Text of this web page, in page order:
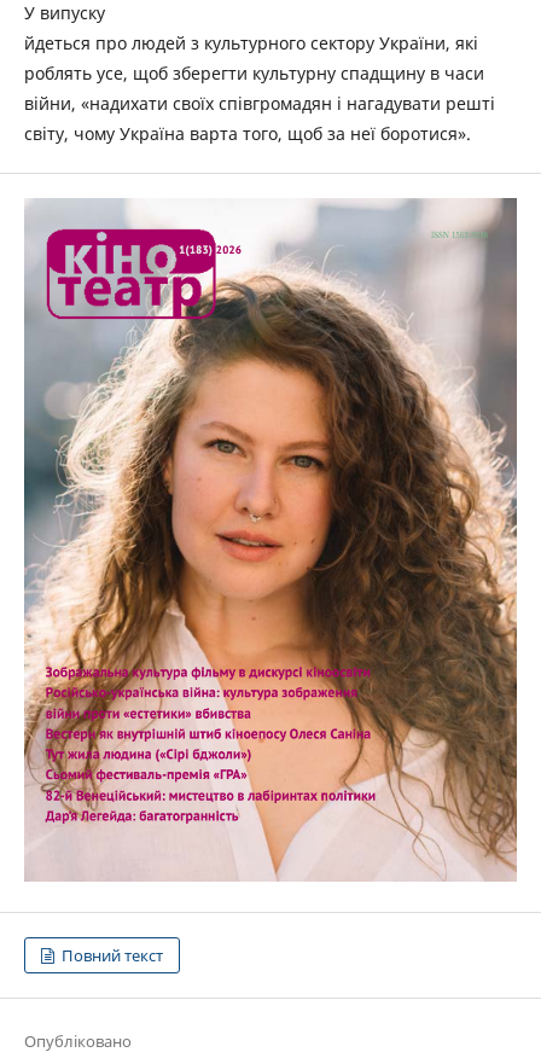
У випуску
йдеться про людей з культурного сектору України, які
роблять усе, щоб зберегти культурну спадщину в часи
війни, «надихати своїх співгромадян і нагадувати решті
світу, чому Україна варта того, щоб за неї боротися».
Повний текст
Опубліковано